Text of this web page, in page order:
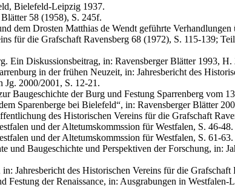
Bielefeld-Leipzig 1937.
58 (1958), S. 245f.
dem Drosten Matthias de Wendt geführte
für die Grafschaft Ravensberg 68 (1972), S. 115-139;
Ein Diskussionsbeitrag, in: Ravensberger Blätter 1993, H.
in der frühen Neuzeit, in: Jahresbericht des
Jg. 2000/2001, S. 12-21.
Baugeschichte der Burg und Festung Sparrenberg vom
Sparenberge bei Bielefeld“, in: Ravensberger Blätter
des Historischen Vereins für die Grafschaft
und der Altetumskommssion für Westfalen, S. 46-48.
und der Altetumskommssion für Westfalen, S. 61-63.
und Baugeschichte und Perspektiven der Forschung, in:
Jahresbericht des Historischen Vereins für die
der Renaissance, in: Ausgrabungen in Westfalen-